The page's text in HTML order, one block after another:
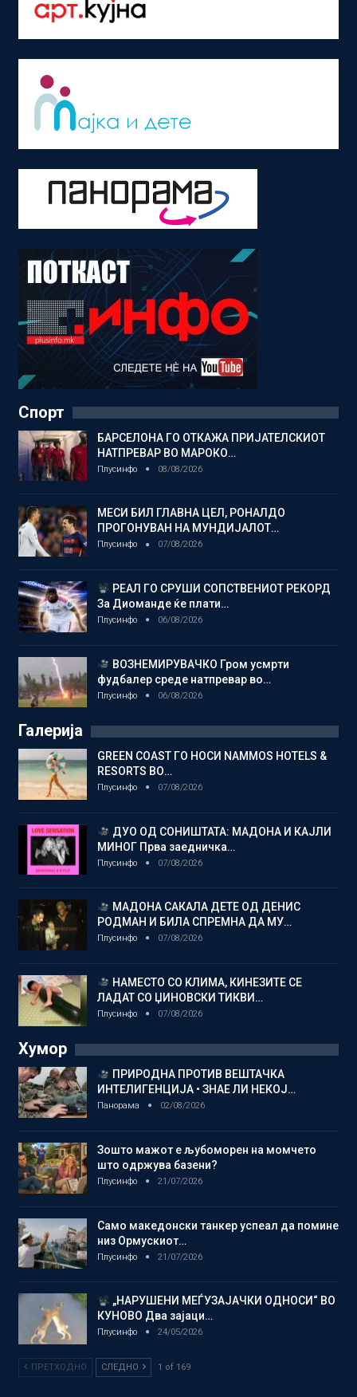
Спорт
БАРСЕЛОНА ГО ОТКАЖА ПРИЈАТЕЛСКИОТ
НАТПРЕВАР ВО МАРОКО…
Плусинфо 08/08/2026
МЕСИ БИЛ ГЛАВНА ЦЕЛ, РОНАЛДО
ПРОГОНУВАН НА МУНДИЈАЛОТ…
Плусинфо 07/08/2026
РЕАЛ ГО СРУШИ СОПСТВЕНИОТ РЕКОРД
За Диоманде ќе плати…
Плусинфо 06/08/2026
ВОЗНЕМИРУВАЧКО Гром усмрти
фудбалер среде натпревар во…
Плусинфо 06/08/2026
Галерија
GREEN COAST ГО НОСИ NAMMOS HOTELS &
RESORTS ВО…
Плусинфо 07/08/2026
ДУО ОД СОНИШТАТА: МАДОНА И КАЈЛИ
МИНОГ Прва заедничка…
Плусинфо 07/08/2026
МАДОНА САКАЛА ДЕТЕ ОД ДЕНИС
РОДМАН И БИЛА СПРЕМНА ДА МУ…
Плусинфо 07/08/2026
НАМЕСТО СО КЛИМА, КИНЕЗИТЕ СЕ
ЛАДАТ СО ЏИНОВСКИ ТИКВИ…
Плусинфо 07/08/2026
Хумор
ПРИРОДНА ПРОТИВ ВЕШТАЧКА
ИНТЕЛИГЕНЦИЈА • ЗНАЕ ЛИ НЕКОЈ…
Панорама 02/08/2026
Зошто мажот е љубоморен на момчето
што одржува базени?
Плусинфо 21/07/2026
Само македонски танкер успеал да помине
низ Ормускиот…
Плусинфо 21/07/2026
„НАРУШЕНИ МЕЃУЗАЈАЧКИ ОДНОСИ“ ВО
КУНОВО Два зајаци…
Плусинфо 24/05/2026
ПРЕТХОДНО СЛЕДНО 1 of 169